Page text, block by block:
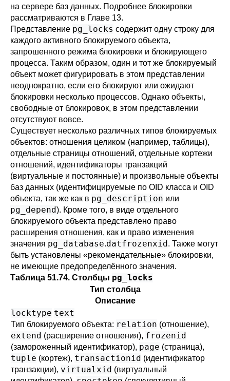
на сервере баз данных. Подробнее блокировки
рассматриваются в Главе 13.
Представление pg_locks содержит одну строку для
каждого активного блокируемого объекта,
запрошенного режима блокировки и блокирующего
процесса. Таким образом, один и тот же блокируемый
объект может фигурировать в этом представлении
неоднократно, если его блокируют или ожидают
блокировки несколько процессов. Однако объекты,
свободные от блокировок, в этом представлении
отсутствуют вовсе.
Существует несколько различных типов блокируемых
объектов: отношения целиком (например, таблицы),
отдельные страницы отношений, отдельные кортежи
отношений, идентификаторы транзакций
(виртуальные и постоянные) и произвольные объекты
баз данных (идентифицируемые по OID класса и OID
объекта, так же как в pg_description или
pg_depend). Кроме того, в виде отдельного
блокируемого объекта представлено право
расширения отношения, как и право изменения
значения pg_database.datfrozenxid. Также могут
быть установлены «рекомендательные» блокировки,
не имеющие предопределённого значения.
Таблица 51.74. Столбцы pg_locks
Тип столбца
Описание
locktype text
Тип блокируемого объекта: relation (отношение),
extend (расширение отношения), frozenid
(замороженный идентификатор), page (страница),
tuple (кортеж), transactionid (идентификатор
транзакции), virtualxid (виртуальный